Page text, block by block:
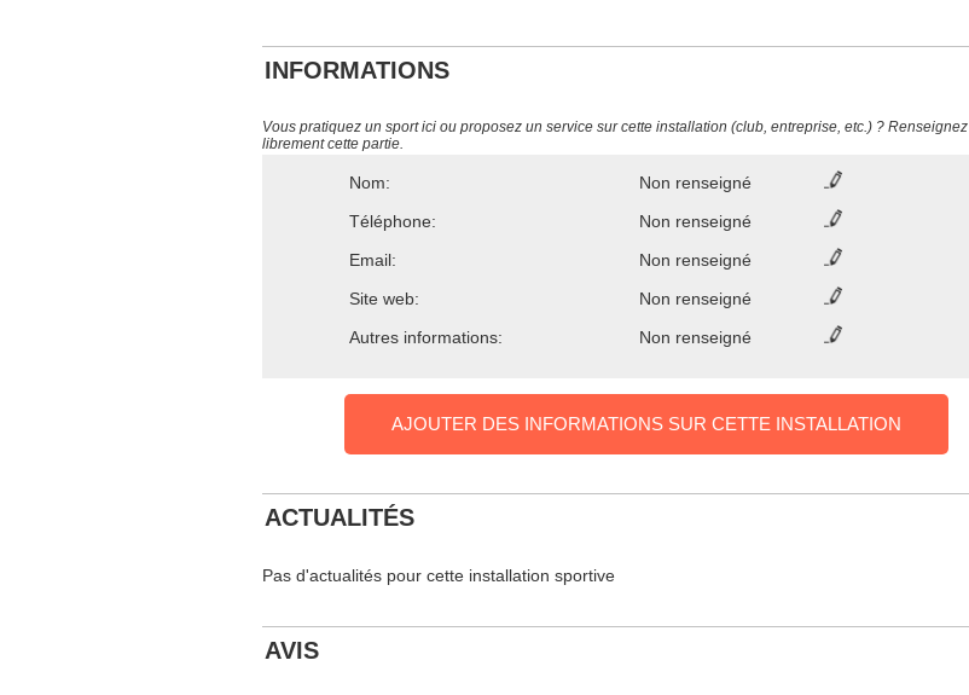
INFORMATIONS
Vous pratiquez un sport ici ou proposez un service sur cette installation (club, entreprise, etc.) ? Renseignez
librement cette partie.
Nom:
Non renseigné
Téléphone:
Non renseigné
Email:
Non renseigné
Site web:
Non renseigné
Autres informations:
Non renseigné
AJOUTER DES INFORMATIONS SUR CETTE INSTALLATION
ACTUALITÉS
Pas d'actualités pour cette installation sportive
AVIS